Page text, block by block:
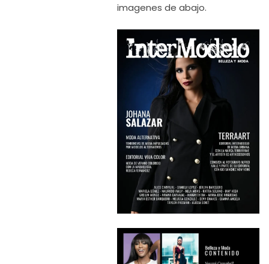
imagenes de abajo.